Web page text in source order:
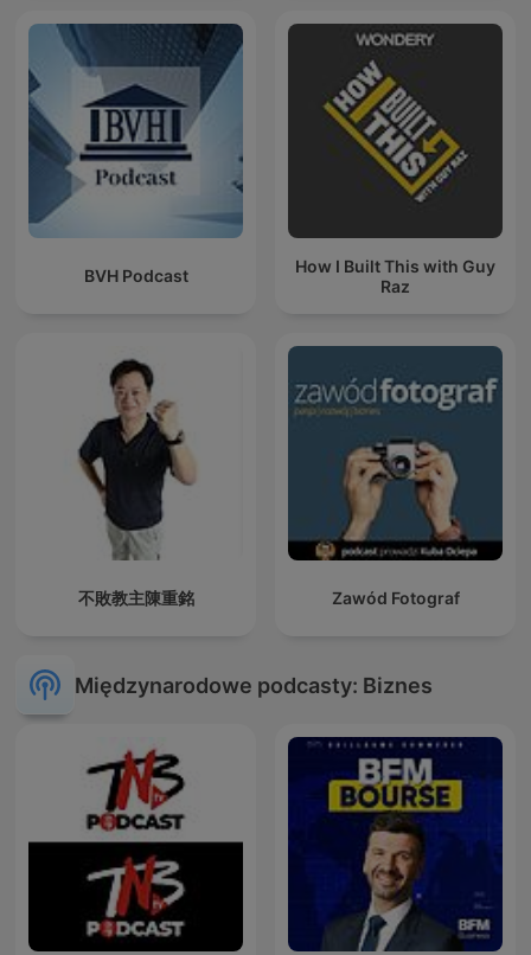
BVH Podcast
How I Built This with Guy
Raz
不敗教主陳重銘 Zawód Fotograf
Międzynarodowe podcasty: Biznes